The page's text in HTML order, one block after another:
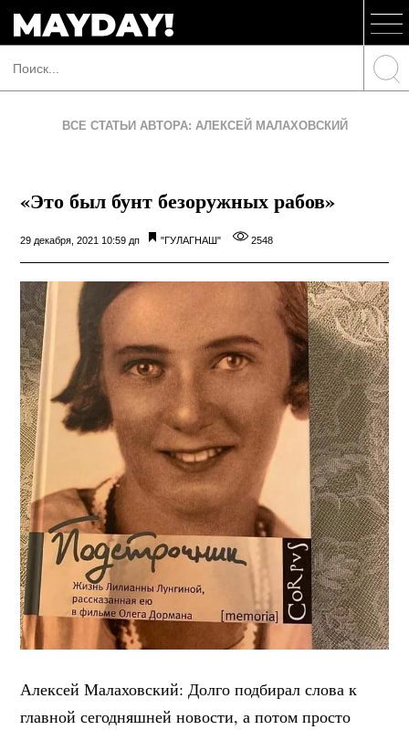
ВСЕ СТАТЬИ АВТОРА: АЛЕКСЕЙ МАЛАХОВСКИЙ
«Это был бунт безоружных рабов»
29 декабря, 2021 10:59 дп "ГУЛАГНАШ" 2548
Алексей Малаховский: Долго подбирал слова к
главной сегодняшней новости, а потом просто